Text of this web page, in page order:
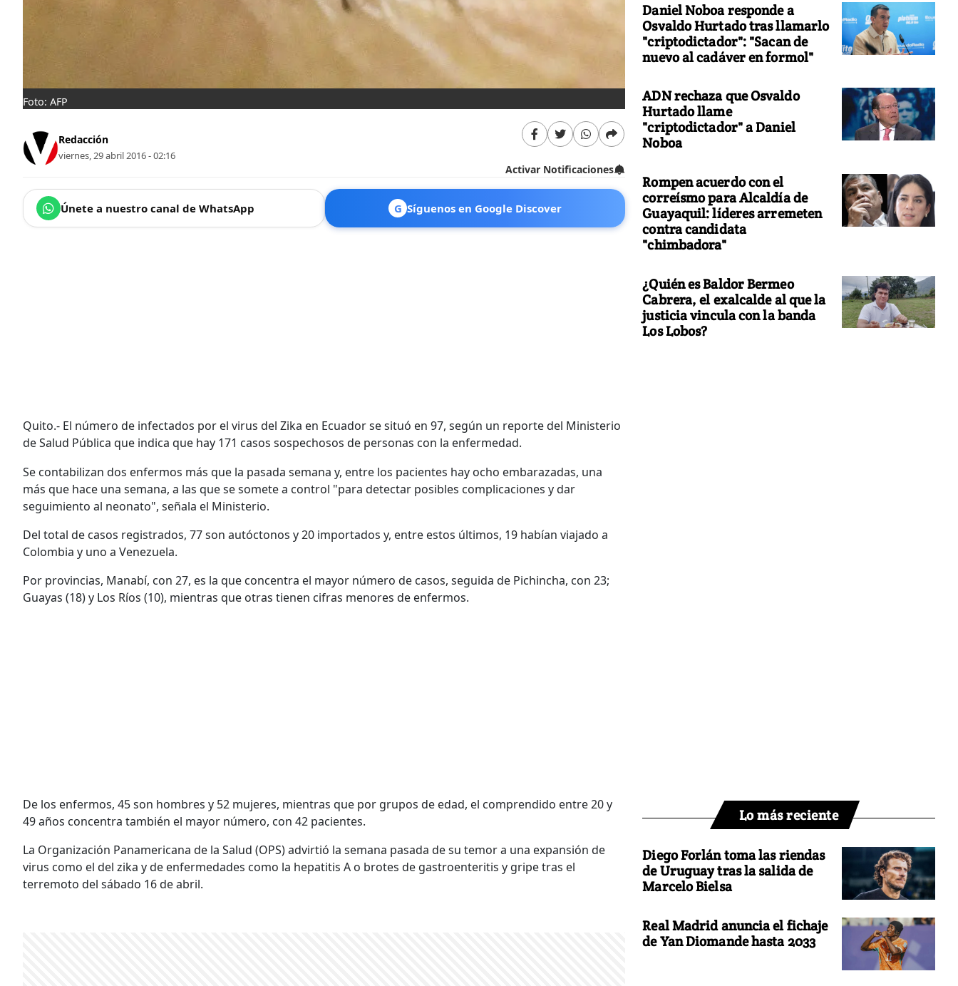
Foto: AFP
Redacción
viernes, 29 abril 2016 - 02:16
Activar Notificaciones
Únete a nuestro canal de WhatsApp G Síguenos en Google Discover
Quito.- El número de infectados por el virus del Zika en Ecuador se situó en 97, según un reporte del Ministerio
de Salud Pública que indica que hay 171 casos sospechosos de personas con la enfermedad.
Se contabilizan dos enfermos más que la pasada semana y, entre los pacientes hay ocho embarazadas, una
más que hace una semana, a las que se somete a control "para detectar posibles complicaciones y dar
seguimiento al neonato", señala el Ministerio.
Del total de casos registrados, 77 son autóctonos y 20 importados y, entre estos últimos, 19 habían viajado a
Colombia y uno a Venezuela.
Por provincias, Manabí, con 27, es la que concentra el mayor número de casos, seguida de Pichincha, con 23;
Guayas (18) y Los Ríos (10), mientras que otras tienen cifras menores de enfermos.
De los enfermos, 45 son hombres y 52 mujeres, mientras que por grupos de edad, el comprendido entre 20 y
49 años concentra también el mayor número, con 42 pacientes.
La Organización Panamericana de la Salud (OPS) advirtió la semana pasada de su temor a una expansión de
virus como el del zika y de enfermedades como la hepatitis A o brotes de gastroenteritis y gripe tras el
terremoto del sábado 16 de abril.
Daniel Noboa responde a
Osvaldo Hurtado tras llamarlo
"criptodictador": "Sacan de
nuevo al cadáver en formol"
ADN rechaza que Osvaldo
Hurtado llame
"criptodictador" a Daniel
Noboa
Rompen acuerdo con el
correísmo para Alcaldía de
Guayaquil: líderes arremeten
contra candidata
"chimbadora"
¿Quién es Baldor Bermeo
Cabrera, el exalcalde al que la
justicia vincula con la banda
Los Lobos?
Lo más reciente
Diego Forlán toma las riendas
de Uruguay tras la salida de
Marcelo Bielsa
Real Madrid anuncia el fichaje
de Yan Diomande hasta 2033